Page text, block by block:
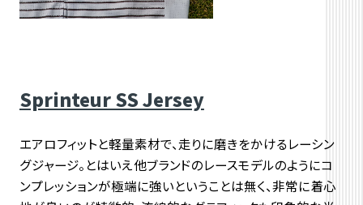
Sprinteur SS Jersey
エアロフィットと軽量素材で、走りに磨きをかけるレーシン
グジャージ。とはいえ他ブランドのレースモデルのようにコ
ンプレッションが極端に強いということは無く、非常に着心